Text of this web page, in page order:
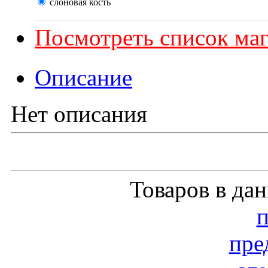
слоновая кость
Посмотреть список
Описание
Нет описания
Товаров в